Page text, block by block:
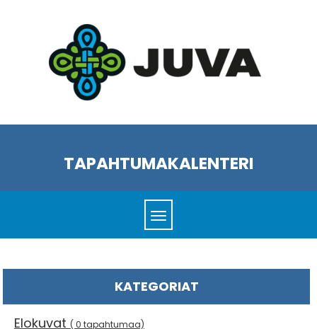
TAPAHTUMAKALENTERI
KATEGORIAT
Elokuvat ( 0 tapahtumaa)